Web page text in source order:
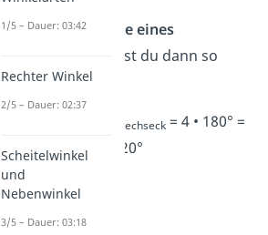
DieWinkelsumme eines
kannst du dann so
ausrechnen:
Sechseck= 4 • 180° =
720°
1/5 – Dauer: 03:42
Rechter Winkel
2/5 – Dauer: 02:37
Scheitelwinkel
und
Nebenwinkel
3/5 – Dauer: 03:18